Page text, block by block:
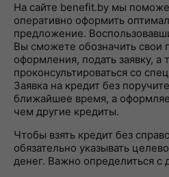
На сайте benefit.by мы
оперативно оформить
предложение.
Вы сможете обозначить свои
оформления, подать заявку, а
проконсультироваться со
Заявка на кредит без
ближайшее время, а
чем другие кредиты.
Чтобы взять кредит без
обязательно указывать
денег. Важно определиться с